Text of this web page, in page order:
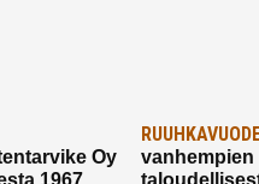
Oy
1967
vanhempien